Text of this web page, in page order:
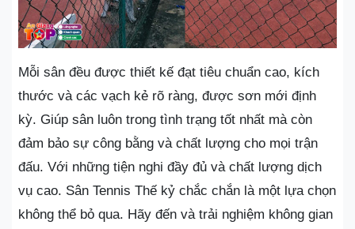
Mỗi sân đều được thiết kế đạt tiêu chuẩn cao, kích
thước và các vạch kẻ rõ ràng, được sơn mới định
kỳ. Giúp sân luôn trong tình trạng tốt nhất mà còn
đảm bảo sự công bằng và chất lượng cho mọi trận
đấu. Với những tiện nghi đầy đủ và chất lượng dịch
vụ cao. Sân Tennis Thế kỷ chắc chắn là một lựa chọn
không thể bỏ qua. Hãy đến và trải nghiệm không gian